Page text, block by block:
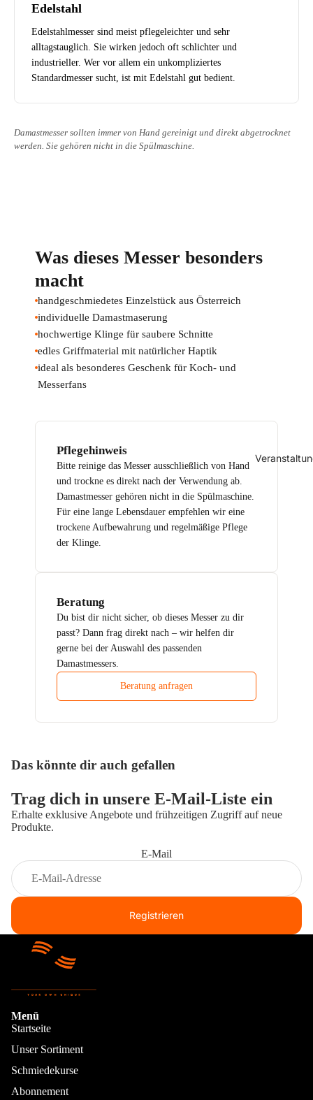
Edelstahl
Edelstahlmesser sind meist pflegeleichter und sehr
alltagstauglich. Sie wirken jedoch oft schlichter und
industrieller. Wer vor allem ein unkompliziertes
Standardmesser sucht, ist mit Edelstahl gut bedient.
Damastmesser sollten immer von Hand gereinigt und direkt abgetrocknet
werden. Sie gehören nicht in die Spülmaschine.
Was dieses Messer besonders
macht
handgeschmiedetes Einzelstück aus Österreich
individuelle Damastmaserung
hochwertige Klinge für saubere Schnitte
edles Griffmaterial mit natürlicher Haptik
ideal als besonderes Geschenk für Koch- und
Messerfans
Pflegehinweis
Bitte reinige das Messer ausschließlich von Hand
und trockne es direkt nach der Verwendung ab.
Damastmesser gehören nicht in die Spülmaschine.
Für eine lange Lebensdauer empfehlen wir eine
trockene Aufbewahrung und regelmäßige Pflege
der Klinge.
Beratung
Du bist dir nicht sicher, ob dieses Messer zu dir
passt? Dann frag direkt nach – wir helfen dir
gerne bei der Auswahl des passenden
Damastmessers.
Beratung anfragen
Das könnte dir auch gefallen
Trag dich in unsere E-Mail-Liste ein
Erhalte exklusive Angebote und frühzeitigen Zugriff auf neue
Produkte.
E-Mail
Registrieren
Menü
Startseite
Unser Sortiment
Schmiedekurse
Abonnement